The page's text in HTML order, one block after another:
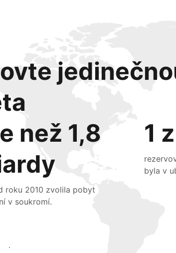
než 1,8
roku 2010 zvolila pobyt
v soukromí.
1
byla v
hosty už dnes